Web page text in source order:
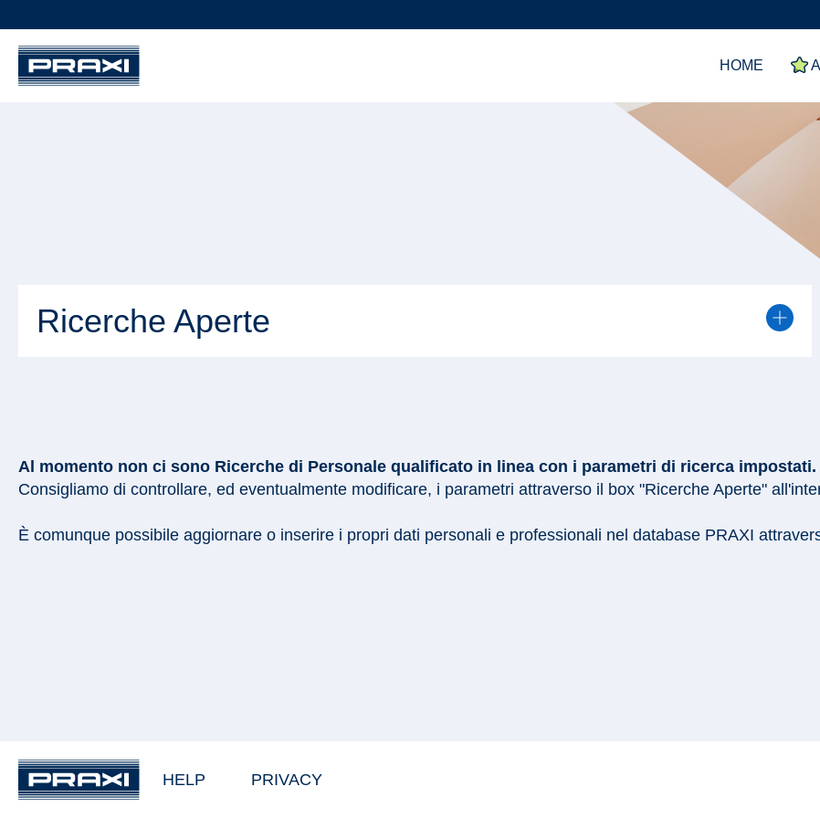
HOME
Ricerche Aperte
Al momento non ci sono Ricerche di Personale qualificato in linea con i parametri di ricerca impostati.
Consigliamo di controllare, ed eventualmente modificare, i parametri attraverso il box "Ricerche Aperte"
È comunque possibile aggiornare o inserire i propri dati personali e professionali nel database PRAXI
HELP PRIVACY